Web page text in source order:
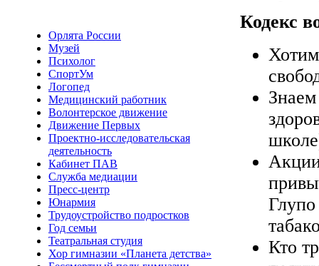
Орлята России
Музей
Психолог
СпортУм
Логопед
Медицинский работник
Волонтерское движение
Движение Первых
Проектно-исследовательская
деятельность
Кабинет ПАВ
Служба медиации
Пресс-центр
Юнармия
Трудоустройство подростков
Год семьи
Театральная студия
Хор гимназии «Планета детства»
Кодекс
Кто